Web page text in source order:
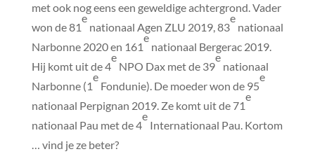
met ook nog eens een geweldige achtergrond. Vader
won de 81
e
nationaal Agen ZLU 2019, 83
e
nationaal
Narbonne 2020 en 161
e
nationaal Bergerac 2019.
Hij komt uit de 4
e
NPO Dax met de 39
e
nationaal
Narbonne (1
e
Fondunie). De moeder won de 95
e
nationaal Perpignan 2019. Ze komt uit de 71
e
nationaal Pau met de 4
e
Internationaal Pau. Kortom
… vind je ze beter?